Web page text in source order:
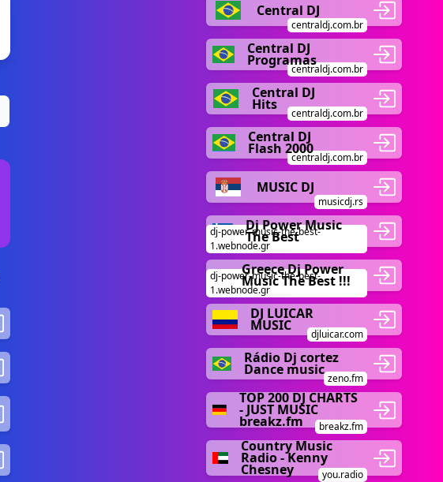
Central DJ
centraldj.com.br
Central DJ
Programas
centraldj.com.br
Central DJ
Hits
centraldj.com.br
Central DJ
Flash 2000
centraldj.com.br
MUSIC DJ
musicdj.rs
Dj Power Music
The Best
dj-power-music-the-best-
1.webnode.gr
Greece Dj Power
Music The Best !!!
dj-power-music-the-best-
1.webnode.gr
DJ LUICAR
MUSIC
djluicar.com
Rádio Dj cortez
Dance music
zeno.fm
TOP 200 DJ CHARTS
- JUST MUSIC
breakz.fm breakz.fm
Country Music
Radio - Kenny
Chesney you.radio